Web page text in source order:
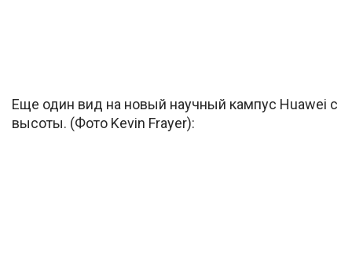
Еще один вид на новый научный кампус Huawei с
высоты. (Фото Kevin Frayer):